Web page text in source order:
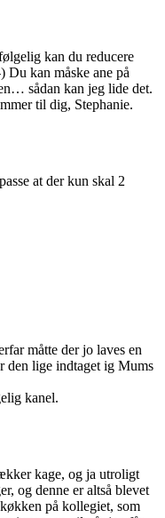
kan du reducere
Du kan måske ane på
sådan kan jeg lide det.
til dig, Stephanie.
at der kun skal 2
måtte der jo laves en
den lige indtaget ig Mums
kanel.
kage, og ja utroligt
og denne er altså blevet
på kollegiet, som